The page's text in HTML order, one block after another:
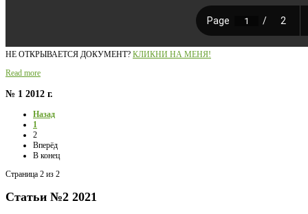
НЕ ОТКРЫВАЕТСЯ ДОКУМЕНТ? КЛИКНИ НА МЕНЯ!
Read more
№ 1 2012 г.
Назад
1
2
Вперёд
В конец
Страница 2 из 2
Статьи №2 2021